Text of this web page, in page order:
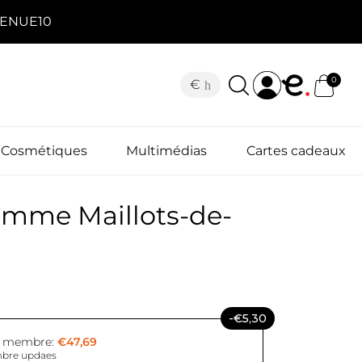
€ 0
Cosmétiques Multimédias Cartes cadeaux
Maillots-de-
-€5,30
membre: €47,69
updaes